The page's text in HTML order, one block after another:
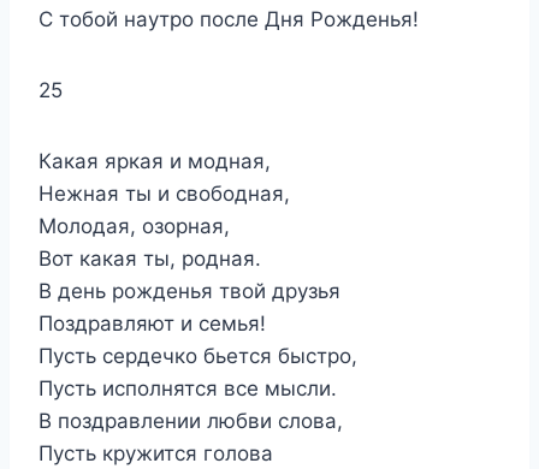
С тобой наутро после Дня Рожденья!
25
Какая яркая и модная,
Нежная ты и свободная,
Молодая, озорная,
Вот какая ты, родная.
В день рожденья твой друзья
Поздравляют и семья!
Пусть сердечко бьется быстро,
Пусть исполнятся все мысли.
В поздравлении любви слова,
Пусть кружится голова